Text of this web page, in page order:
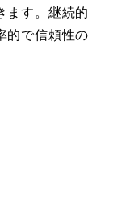
ます。継続的
的で信頼性の